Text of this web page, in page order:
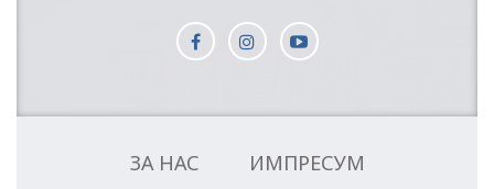
ЗА НАС
ИМПРЕСУМ